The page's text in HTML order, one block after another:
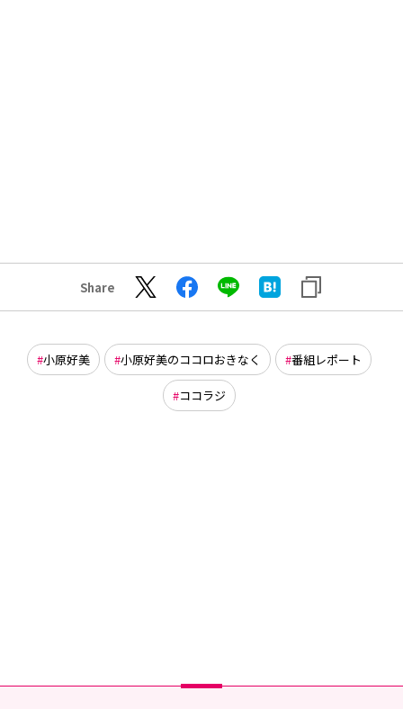
Share
小原好美 小原好美のココロおきなく 番組レポート
ココラジ